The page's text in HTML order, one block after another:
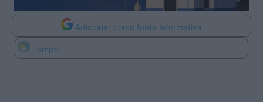
Adicionar como fonte informativa
Tempo